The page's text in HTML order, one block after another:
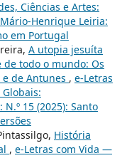
Ciências e Artes:
Henrique Leiria:
em Portugal
A utopia jesuíta
todo o mundo: Os
de Antunes , e-Letras
15 (2025): Santo
História
, e-Letras com Vida —